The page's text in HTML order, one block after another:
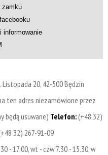
zamku
informowanie
Listopada 20, 42-500 Będzin
ten adres niezamówione przez
będą usuwane) Telefon:(+48 32)
32) 267-91-09
- 17.00, wt - czw 7.30 - 15.30, w